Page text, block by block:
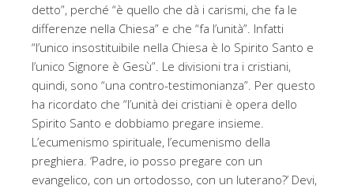
detto”, perché “è quello che dà i carismi, che fa le
differenze nella Chiesa” e che “fa l’unità”. Infatti
“l’unico insostituibile nella Chiesa è lo Spirito Santo e
l’unico Signore è Gesù”. Le divisioni tra i cristiani,
quindi, sono “una contro-testimonianza”. Per questo
ha ricordato che “l’unità dei cristiani è opera dello
Spirito Santo e dobbiamo pregare insieme.
L’ecumenismo spirituale, l’ecumenismo della
preghiera. ‘Padre, io posso pregare con un
evangelico, con un ortodosso, con un luterano?’ Devi,